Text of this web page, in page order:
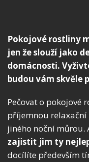
Pokojové rostliny
jen že slouží jako
domácnosti.
budou vám skvěle
Pečovat o pokojové
příjemnou
jiného noční můrou.
zajistit jim ty
docílíte především